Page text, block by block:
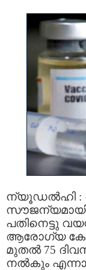
ന്യൂഡല്‍ഹി :
പതിനെട്ടു
ആരോഗ്യ
മുതൽ 75
നല്‍കും